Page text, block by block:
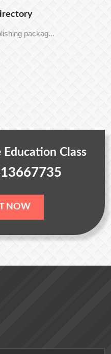
packag...
Education Class
NOW